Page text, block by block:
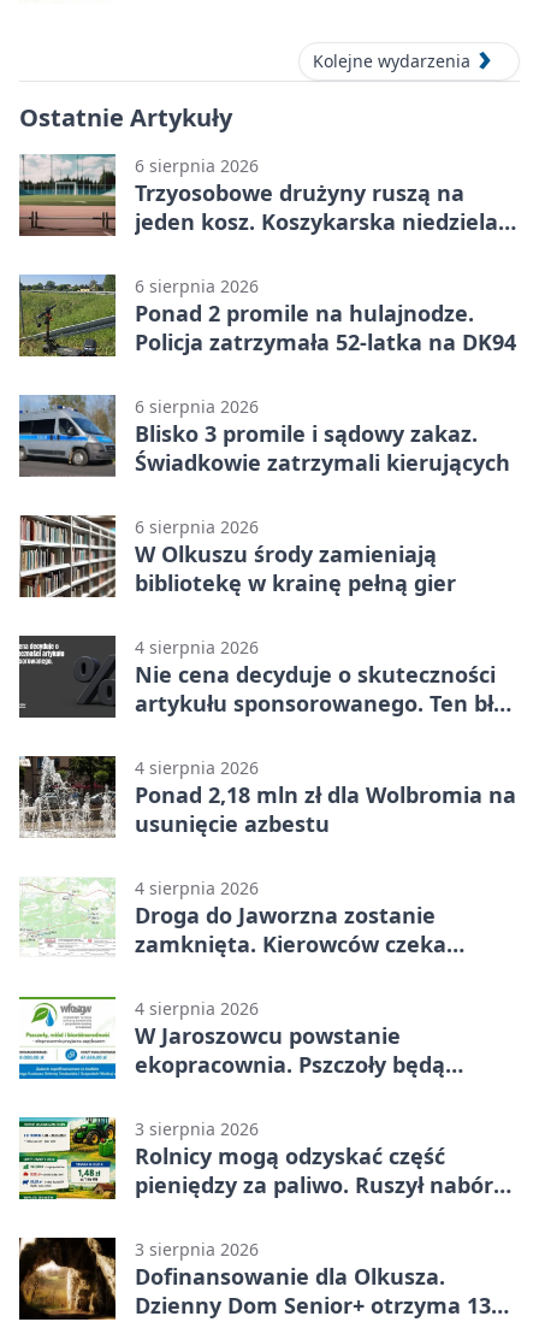
Kolejne wydarzenia
Ostatnie Artykuły
6 sierpnia 2026
Trzyosobowe drużyny ruszą na
jeden kosz. Koszykarska niedziela
6 sierpnia 2026
Ponad 2 promile na hulajnodze.
Policja zatrzymała 52-latka na DK94
6 sierpnia 2026
Blisko 3 promile i sądowy zakaz.
Świadkowie zatrzymali kierujących
6 sierpnia 2026
W Olkuszu środy zamieniają
bibliotekę w krainę pełną gier
4 sierpnia 2026
Nie cena decyduje o skuteczności
artykułu sponsorowanego. Ten błąd
4 sierpnia 2026
Ponad 2,18 mln zł dla Wolbromia na
usunięcie azbestu
4 sierpnia 2026
Droga do Jaworzna zostanie
zamknięta. Kierowców czeka
4 sierpnia 2026
W Jaroszowcu powstanie
ekopracownia. Pszczoły będą
3 sierpnia 2026
Rolnicy mogą odzyskać część
pieniędzy za paliwo. Ruszył nabór
3 sierpnia 2026
Dofinansowanie dla Olkusza.
Dzienny Dom Senior+ otrzyma 134